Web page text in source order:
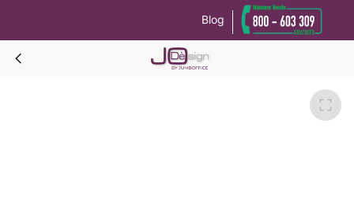
Blog
DREAM SOMMIER+TESTATA Singolo-Nero
Informativa sulla raccolta
Le tue preferenze relative alla privacy